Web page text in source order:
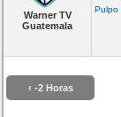
Warner TV
Guatemala
Pulpo
‹ -2 Horas